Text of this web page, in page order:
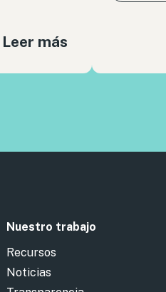
Leer más
Nuestro trabajo
Recursos
Noticias